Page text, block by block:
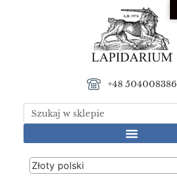
+48 504008386
Złoty polski